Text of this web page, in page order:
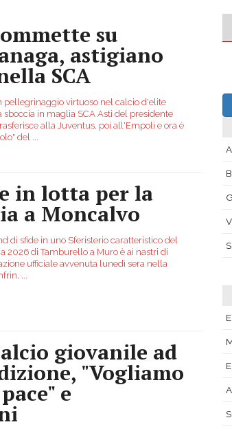
su
astigiano
SCA
pellegrinaggio virtuoso nel calcio d'elite
sboccia in maglia SCA Asti del presidente
alla Juventus, poi all'Empoli e ora è
del
in lotta per la
a Moncalvo
di sfide in uno Sferisterio caratteristico del
2026 di Tamburello a Muro è ai nastri di
ufficiale avvenuta lunedì sera nella
giovanile ad
"Vogliamo
e